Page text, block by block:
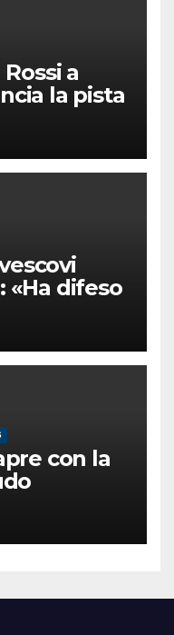
a
la pista
finita
«Ha difeso
con la